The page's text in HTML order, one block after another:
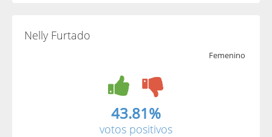
Nelly Furtado
Femenino
43.81%
votos positivos